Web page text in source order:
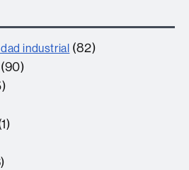
industrial (82)
(90)